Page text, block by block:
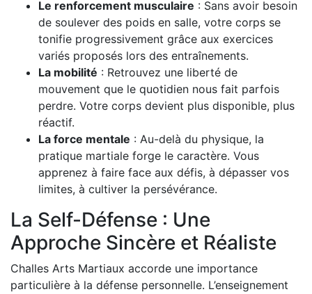
Le renforcement musculaire : Sans avoir besoin
de soulever des poids en salle, votre corps se
tonifie progressivement grâce aux exercices
variés proposés lors des entraînements.
La mobilité : Retrouvez une liberté de
mouvement que le quotidien nous fait parfois
perdre. Votre corps devient plus disponible, plus
réactif.
La force mentale : Au-delà du physique, la
pratique martiale forge le caractère. Vous
apprenez à faire face aux défis, à dépasser vos
limites, à cultiver la persévérance.
La Self-Défense : Une
Approche Sincère et Réaliste
Challes Arts Martiaux accorde une importance
particulière à la défense personnelle. L’enseignement